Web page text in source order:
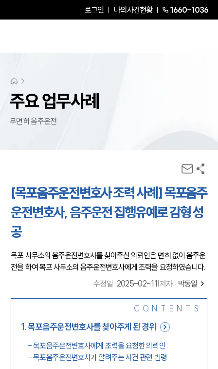
로그인 나의사건현황 1660-1036
주요 업무사례
무면허 음주운전
[목포음주운전변호사 조력 사례] 목포음주
운전변호사, 음주운전 집행유예로 감형 성
공
목포 사무소의 음주운전변호사를 찾아주신 의뢰인은 면허 없이 음주운
전을 하여 목포 사무소의 음주운전변호사에게 조력을 요청하였습니다.
수정일: 2025-02-11 저자 : 박동일
CONTENTS
1.목포음주운전변호사를 찾아주게 된 경위
-목포음주운전변호사에게 조력을 요청한 의뢰인
-목포음주운전변호사가 알려주는 사건 관련 법령